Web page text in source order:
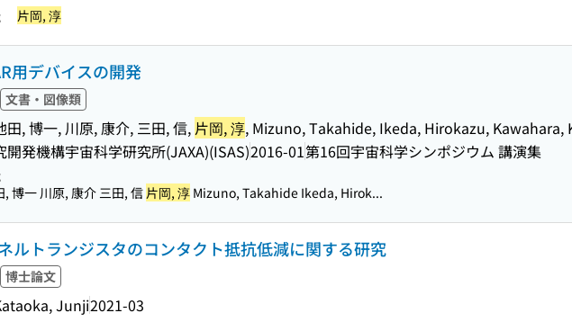
片岡, 淳
用デバイスの開発
文書・図像類
田, 博一, 川原, 康介, 三田, 信, 片岡, 淳, Mizuno, Takahide, Ikeda, Hirokazu,
開発機構宇宙科学研究所(JAXA)(ISAS)2016-01第16回宇宙科学シンポジウム 講演集
, 博一 川原, 康介 三田, 信 片岡, 淳 Mizuno, Takahide Ikeda, Hirok...
ルトランジスタのコンタクト抵抗低減に関する研究
博士論文
Junji2021-03